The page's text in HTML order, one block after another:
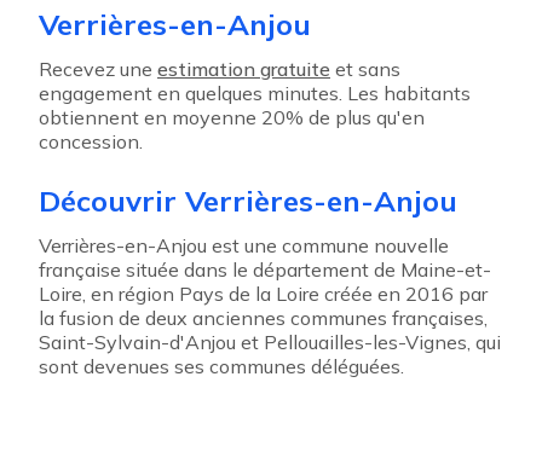
Verrières-en-Anjou
Recevez une estimation gratuite et sans
engagement en quelques minutes. Les habitants
obtiennent en moyenne 20% de plus qu'en
concession.
Découvrir Verrières-en-Anjou
Verrières-en-Anjou est une commune nouvelle
française située dans le département de Maine-et-
Loire, en région Pays de la Loire créée en 2016 par
la fusion de deux anciennes communes françaises,
Saint-Sylvain-d'Anjou et Pellouailles-les-Vignes, qui
sont devenues ses communes déléguées.